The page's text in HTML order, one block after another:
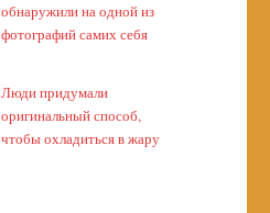
обнаружили на одной из
фотографий самих себя
Люди придумали
оригинальный способ,
чтобы охладиться в жару